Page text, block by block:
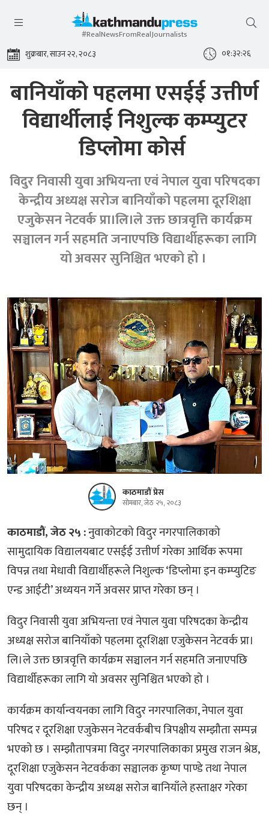
#RealNewsFromRealJournalists
शुक्रबार, साउन २२, २०८३ ०१:३२:२७
बानियाँको पहलमा एसईई उत्तीर्ण
विद्यार्थीलाई निशुल्क कम्प्युटर
डिप्लोमा कोर्स
विदुर निवासी युवा अभियन्ता एवं नेपाल युवा परिषदका
केन्द्रीय अध्यक्ष सरोज बानियाँको पहलमा दूरशिक्षा
एजुकेसन नेटवर्क प्रा।लि।ले उक्त छात्रवृत्ति कार्यक्रम
सञ्चालन गर्न सहमति जनाएपछि विद्यार्थीहरूका लागि
यो अवसर सुनिश्चित भएको हो ।
काठमाडौं प्रेस
सोमबार, जेठ २५, २०८३
काठमाडौं, जेठ २५ :नुवाकोटको विदुर नगरपालिकाको
सामुदायिक विद्यालयबाट एसईई उत्तीर्ण गरेका आर्थिक रूपमा
विपन्न तथा मेधावी विद्यार्थीहरूले निशुल्क ‘डिप्लोमा इन कम्प्युटिङ
एन्ड आईटी’ अध्ययन गर्ने अवसर प्राप्त गरेका छन् ।
विदुर निवासी युवा अभियन्ता एवं नेपाल युवा परिषदका केन्द्रीय
अध्यक्ष सरोज बानियाँको पहलमा दूरशिक्षा एजुकेसन नेटवर्क प्रा।
लि।ले उक्त छात्रवृत्ति कार्यक्रम सञ्चालन गर्न सहमति जनाएपछि
विद्यार्थीहरूका लागि यो अवसर सुनिश्चित भएको हो ।
कार्यक्रम कार्यान्वयनका लागि विदुर नगरपालिका, नेपाल युवा
परिषद र दूरशिक्षा एजुकेसन नेटवर्कबीच त्रिपक्षीय सम्झौता सम्पन्न
भएको छ । सम्झौतापत्रमा विदुर नगरपालिकाका प्रमुख राजन श्रेष्ठ,
दूरशिक्षा एजुकेसन नेटवर्कका सञ्चालक कृष्ण पाण्डे तथा नेपाल
युवा परिषदका केन्द्रीय अध्यक्ष सरोज बानियाँले हस्ताक्षर गरेका
छन् ।